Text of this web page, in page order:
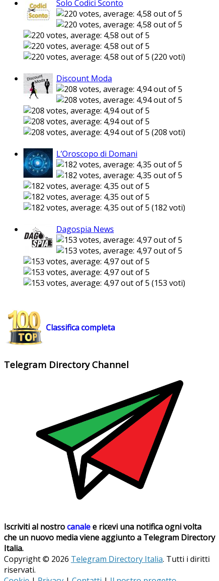
Solo Codici Sconto
(220 voti)
Discount Moda
(208 voti)
L’Oroscopo di Domani
(182 voti)
Dagospia News
(153 voti)
Classifica completa
Telegram Directory Channel
Iscriviti al nostrocanalee ricevi una notifica ogni volta
che un nuovo media viene aggiunto a Telegram Directory
Italia.
Copyright © 2026 Telegram Directory Italia. Tutti i diritti
riservati.